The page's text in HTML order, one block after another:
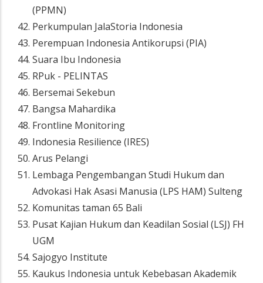
(PPMN)
Perkumpulan JalaStoria Indonesia
Perempuan Indonesia Antikorupsi (PIA)
Suara Ibu Indonesia
RPuk - PELINTAS
Bersemai Sekebun
Bangsa Mahardika
Frontline Monitoring
Indonesia Resilience (IRES)
Arus Pelangi
Lembaga Pengembangan Studi Hukum dan
Advokasi Hak Asasi Manusia (LPS HAM) Sulteng
Komunitas taman 65 Bali
Pusat Kajian Hukum dan Keadilan Sosial (LSJ) FH
UGM
Sajogyo Institute
Kaukus Indonesia untuk Kebebasan Akademik